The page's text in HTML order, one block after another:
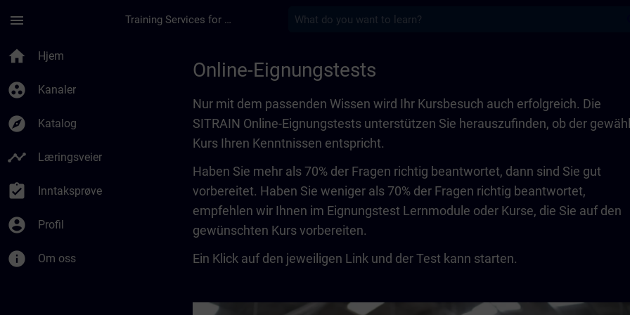
menu Training Services for Digital Industries
home Hjem
group_work Kanaler
explore Katalog
timeline Læringsveier
assignment_turned_in Inntaksprøve
account_circle Profil
info Om oss
Online-Eignungstests
Nur mit dem passenden Wissen wird Ihr Kursbesuch auch erfolgreich. Die
SITRAIN Online-Eignungstests unterstützen Sie herauszufinden, ob der
Kurs Ihren Kenntnissen entspricht.
Haben Sie mehr als 70% der Fragen richtig beantwortet, dann sind Sie gut
vorbereitet. Haben Sie weniger als 70% der Fragen richtig beantwortet,
empfehlen wir Ihnen im Eignungstest Lernmodule oder Kurse, die Sie auf den
gewünschten Kurs vorbereiten.
Ein Klick auf den jeweiligen Link und der Test kann starten.